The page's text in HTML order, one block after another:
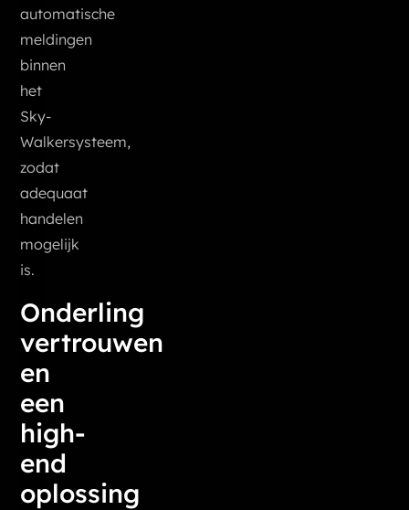
automatische
meldingen
binnen
het
Sky-
Walkersysteem,
zodat
adequaat
handelen
mogelijk
is.
Onderling
vertrouwen
en
een
high-
end
oplossing